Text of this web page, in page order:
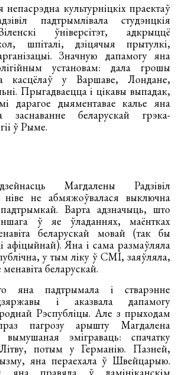
культурніцкіх праектаў
падтрымлівала студэнцкія
ўніверсітэт, адкрыццё
шпіталі, дзіцячыя прытулкі,
Значную дапамогу яна
установам: дала грошы
касцёлаў у Варшаве, Лондане,
Прыгадваецца і цікавы выпадак,
дарагое дыяментавае калье яна
заснаванне беларускай грэка-
ў Рыме.
Магдалены Радзівіл
ніве не абмяжоўвалася выключна
Варта адзначыць, што
ў яе ўладаннях, маёнтках
беларускай мовай (так бы
афіцыйнай). Яна і сама размаўляла
у тым ліку ў СМІ, заяўляла,
беларускай.
яна падтрымала і стварэнне
і аказвала дапамогу
Рэспубліцы. Але з прыходам
пагрозу арышту Магдалена
вымушаная эміграваць: спачатку
потым у Германію. Пазней,
яна пераехала ў Швейцарыю.
яна правяла ў дамініканскім